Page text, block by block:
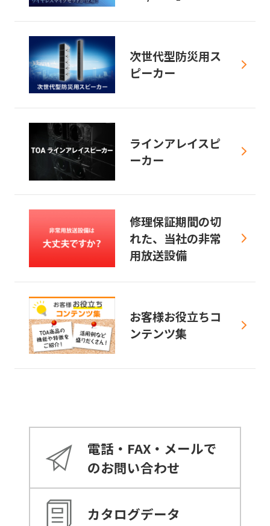
次世代型防災用ス
ピーカー
ラインアレイスピ
ーカー
修理保証期間の切
れた、当社の非常
用放送設備
お客様お役立ちコ
ンテンツ集
電話・FAX・メールで
のお問い合わせ
カタログデータ